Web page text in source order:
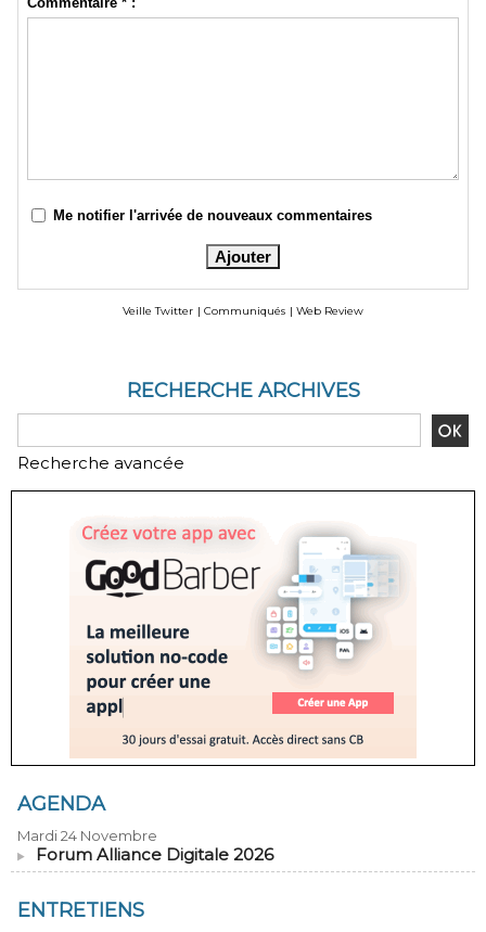
Me notifier l'arrivée de nouveaux commentaires
Veille Twitter | Communiqués | Web Review
RECHERCHE ARCHIVES
Recherche avancée
AGENDA
Mardi 24 Novembre
Forum Alliance Digitale 2026
ENTRETIENS